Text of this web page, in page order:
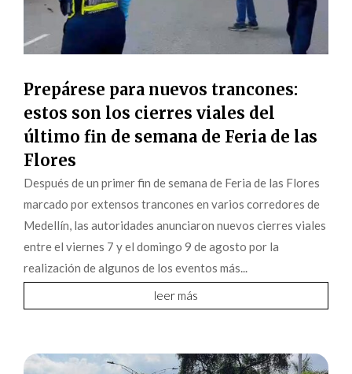
Prepárese para nuevos trancones:
estos son los cierres viales del
último fin de semana de Feria de las
Flores
Después de un primer fin de semana de Feria de las Flores
marcado por extensos trancones en varios corredores de
Medellín, las autoridades anunciaron nuevos cierres viales
entre el viernes 7 y el domingo 9 de agosto por la
realización de algunos de los eventos más...
leer más